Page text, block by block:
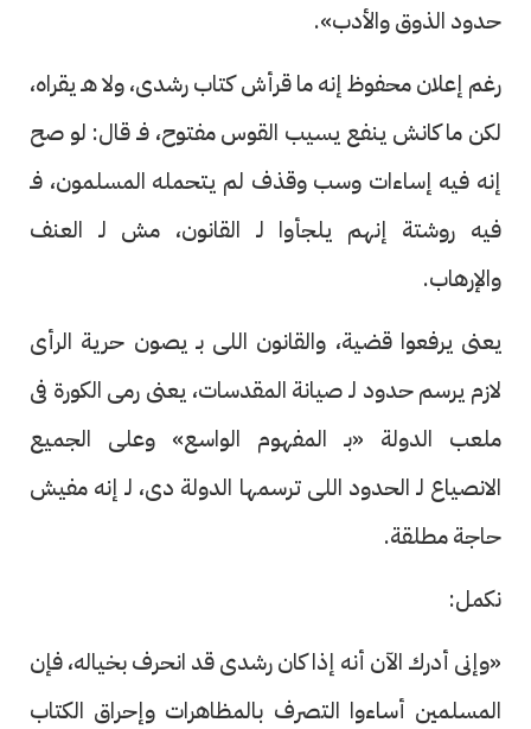
حدود الذوق والأدب».
رغم إعلان محفوظ إنه ما قرأش كتاب رشدى، ولا هـ يقراه،
لكن ما كانش ينفع يسيب القوس مفتوح، فـ قال: لو صح
إنه فيه إساءات وسب وقذف لم يتحمله المسلمون، فـ
فيه روشتة إنهم يلجأوا لـ القانون، مش لـ العنف
والإرهاب.
يعنى يرفعوا قضية، والقانون اللى بـ يصون حرية الرأى
لازم يرسم حدود لـ صيانة المقدسات، يعنى رمى الكورة فى
ملعب الدولة «بـ المفهوم الواسع» وعلى الجميع
الانصياع لـ الحدود اللى ترسمها الدولة دى، لـ إنه مفيش
حاجة مطلقة.
نكمل:
«وإنى أدرك الآن أنه إذا كان رشدى قد انحرف بخياله، فإن
المسلمين أساءوا التصرف بالمظاهرات وإحراق الكتاب